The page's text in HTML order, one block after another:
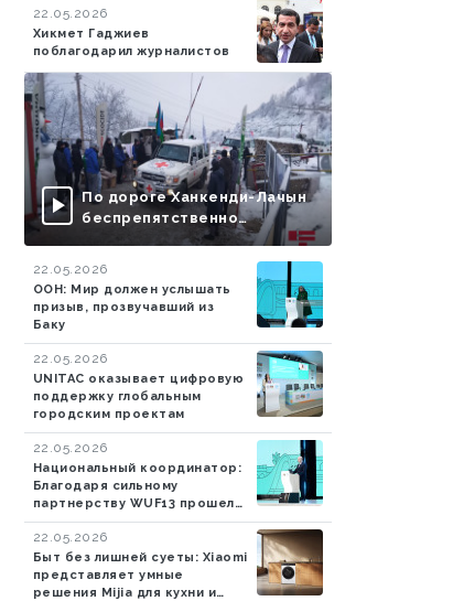
22.05.2026
Хикмет Гаджиев
поблагодарил журналистов
По дороге Ханкенди-Лачын
беспрепятственно
проехали еще 13
автомобилей миротворцев
22.05.2026
ООН: Мир должен услышать
призыв, прозвучавший из
Баку
22.05.2026
UNITAC оказывает цифровую
поддержку глобальным
городским проектам
22.05.2026
Национальный координатор:
Благодаря сильному
партнерству WUF13 прошел
успешно
22.05.2026
Быт без лишней суеты: Xiaomi
представляет умные
решения Mijia для кухни и